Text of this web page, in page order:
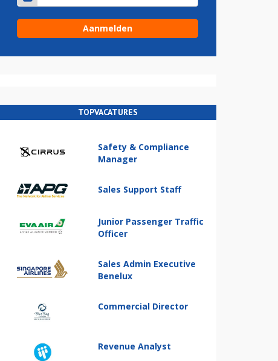
TOPVACATURES
Safety & Compliance
Manager
Sales Support Staff
Junior Passenger Traffic
Officer
Sales Admin Executive
Benelux
Commercial Director
Revenue Analyst